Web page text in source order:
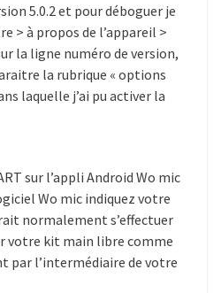
5.0.2 et pour déboguer je
> à propos de l’appareil >
la ligne numéro de version,
la rubrique « options
laquelle j’ai pu activer la
sur l’appli Android Wo mic
Wo mic indiquez votre
normalement s’effectuer
votre kit main libre comme
par l’intermédiaire de votre